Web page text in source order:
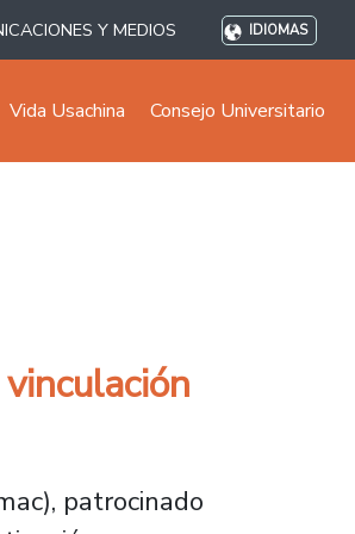
Y MEDIOS IDIOMAS
Vida Usachina Consejo Universitario
patrocinado